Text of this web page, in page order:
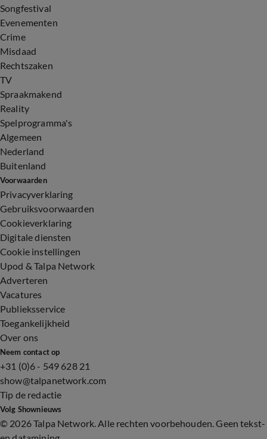
Songfestival
Evenementen
Crime
Misdaad
Rechtszaken
TV
Spraakmakend
Reality
Spelprogramma's
Algemeen
Nederland
Buitenland
Voorwaarden
Privacyverklaring
Gebruiksvoorwaarden
Cookieverklaring
Digitale diensten
Cookie instellingen
Upod & Talpa Network
Adverteren
Vacatures
Publieksservice
Toegankelijkheid
Over ons
Neem contact op
+31 (0)6 - 549 628 21
show@talpanetwork.com
Tip de redactie
Volg Shownieuws
© 2026 Talpa Network. Alle rechten voorbehouden. Geen tekst-